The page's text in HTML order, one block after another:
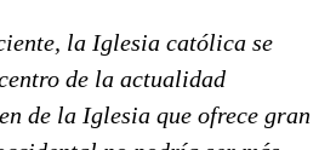
la Iglesia católica se
de la actualidad
de la Iglesia que ofrece gran